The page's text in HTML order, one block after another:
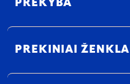
PREKYBA
PREKINIAI ŽENKLAI